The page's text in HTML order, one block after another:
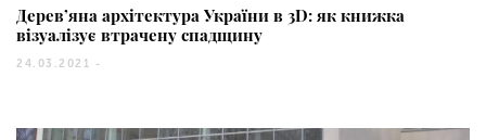
Дерев’яна архітектура України в 3D: як книжка
візуалізує втрачену спадщину
24.03.2021 -